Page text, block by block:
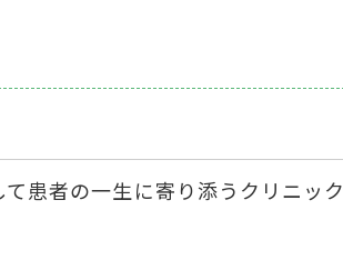
患者の一生に寄り添うクリニック